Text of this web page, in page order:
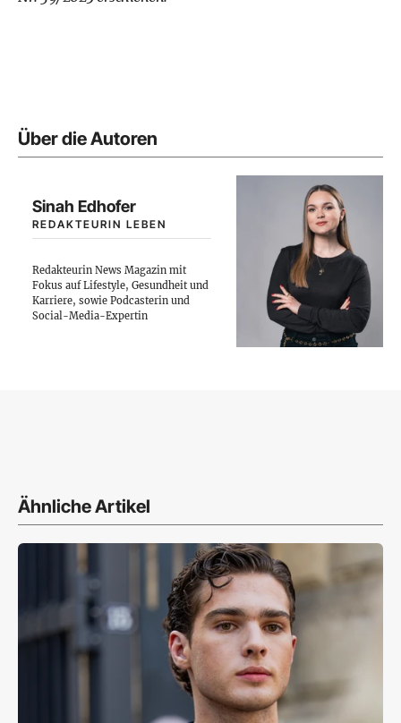
Über die Autoren
Sinah Edhofer
REDAKTEURIN LEBEN
Redakteurin News Magazin mit
Fokus auf Lifestyle, Gesundheit und
Karriere, sowie Podcasterin und
Social-Media-Expertin
Ähnliche Artikel